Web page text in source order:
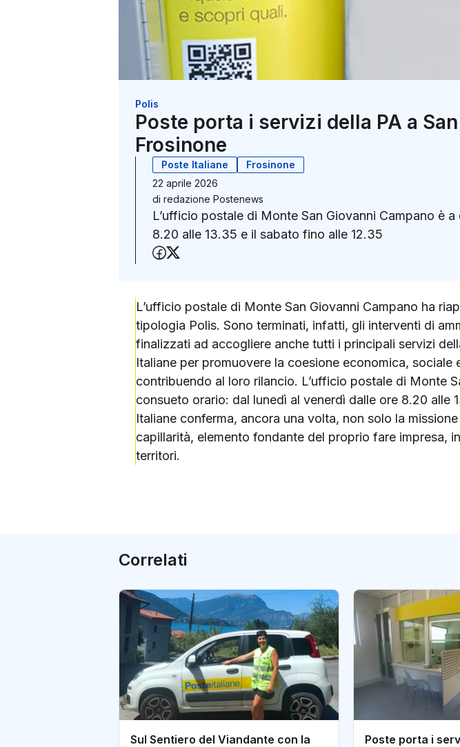
Polis
Poste porta i servizi della PA a
Frosinone
Poste Italiane
Frosinone
22 aprile 2026
di redazione Postenews
L’ufficio postale di Monte San Giovanni Campano è
8.20 alle 13.35 e il sabato fino alle 12.35
Condividi su Facebook
L’ufficio postale di Monte San Giovanni Campano ha
tipologia Polis. Sono terminati, infatti, gli interventi di
finalizzati ad accogliere anche tutti i principali servizi
Italiane per promuovere la coesione economica,
contribuendo al loro rilancio. L’ufficio postale di Monte
consueto orario: dal lunedì al venerdì dalle ore 8.20
Italiane conferma, ancora una volta, non solo la
capillarità, elemento fondante del proprio fare impresa,
territori.
Correlati
Sul Sentiero del Viandante con la Poste porta i